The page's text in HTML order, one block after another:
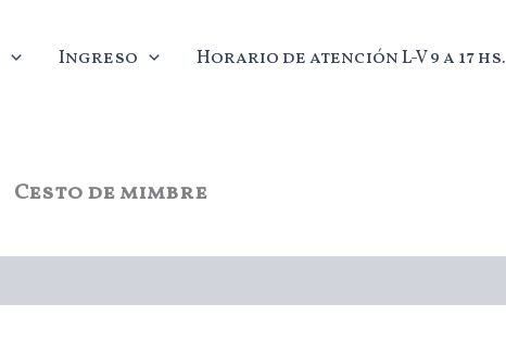
Ingreso Horario de atención L-V 9 a 17 hs.
Cesto de mimbre